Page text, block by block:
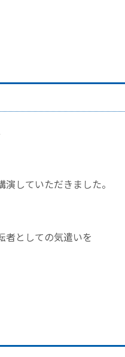
していただきました。
者としての気遣いを